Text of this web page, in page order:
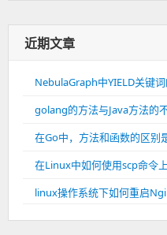
近期文章
NebulaGraph中YIELD关键
golang的方法与Java方法的
在Go中，方法和函数的区别
在Linux中如何使用scp命令
linux操作系统下如何重启